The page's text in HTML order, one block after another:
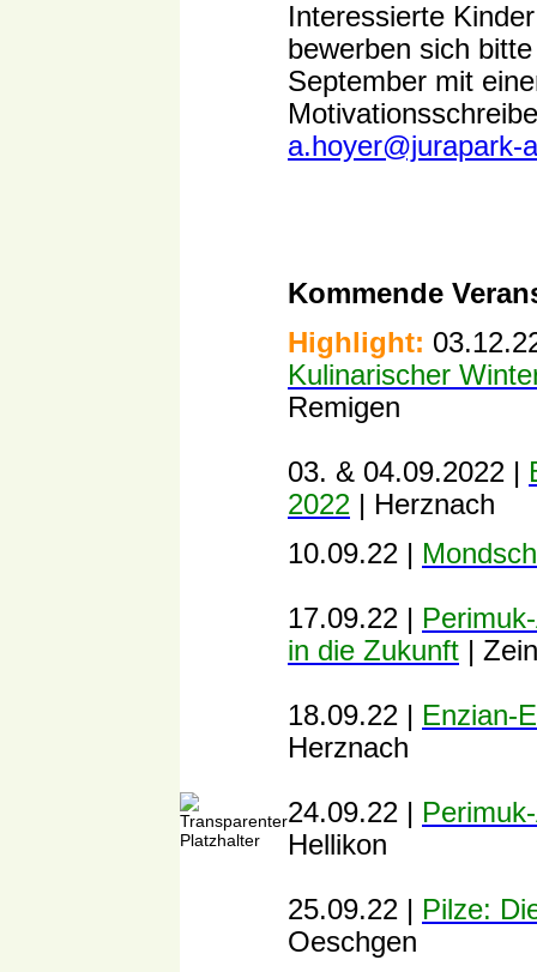
Interessierte
bewerben sich
September mit
a.hoyer@jurapark-
Kommende
Highlight:
Kulinarischer
Remigen
03. & 04.09.2022 |
2022 | Herznach
10.09.22 |
17.09.22 |
in die Zukunft |
18.09.22 | Enzian-
Herznach
24.09.22 |
Hellikon
25.09.22 | Pilze:
Oeschgen